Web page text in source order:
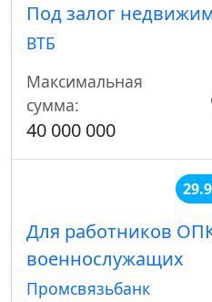
Под залог
ВТБ
Максимальная
сумма:
40 000 000
Для работников
военнослужащих
Промсвязьбанк